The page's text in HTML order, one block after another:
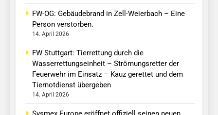
FW-OG: Gebäudebrand in Zell-Weierbach – Eine
Person verstorben.
14. April 2026
FW Stuttgart: Tierrettung durch die
Wasserrettungseinheit – Strömungsretter der
Feuerwehr im Einsatz – Kauz gerettet und dem
Tiernotdienst übergeben
14. April 2026